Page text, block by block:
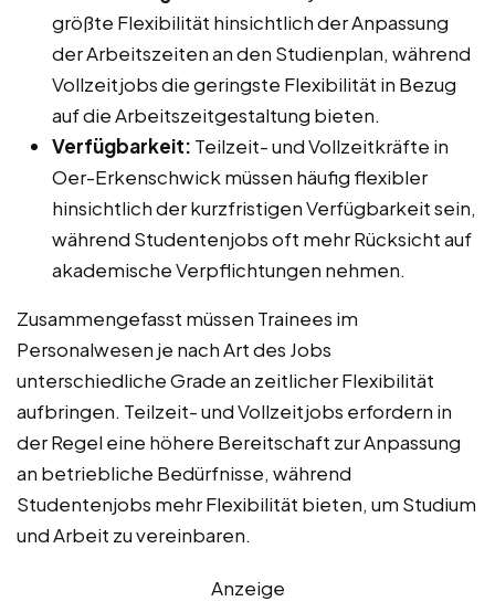
größte Flexibilität hinsichtlich der Anpassung
der Arbeitszeiten an den Studienplan, während
Vollzeitjobs die geringste Flexibilität in Bezug
auf die Arbeitszeitgestaltung bieten.
Verfügbarkeit: Teilzeit- und Vollzeitkräfte in
Oer-Erkenschwick müssen häufig flexibler
hinsichtlich der kurzfristigen Verfügbarkeit sein,
während Studentenjobs oft mehr Rücksicht auf
akademische Verpflichtungen nehmen.
Zusammengefasst müssen Trainees im
Personalwesen je nach Art des Jobs
unterschiedliche Grade an zeitlicher Flexibilität
aufbringen. Teilzeit- und Vollzeitjobs erfordern in
der Regel eine höhere Bereitschaft zur Anpassung
an betriebliche Bedürfnisse, während
Studentenjobs mehr Flexibilität bieten, um Studium
und Arbeit zu vereinbaren.
Anzeige